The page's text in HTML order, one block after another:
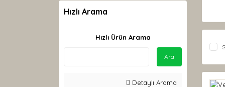
Hızlı Arama
Hızlı Ürün Arama
Ara
Detaylı Arama